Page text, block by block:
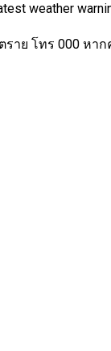
weather
ย โทร 000 หาก